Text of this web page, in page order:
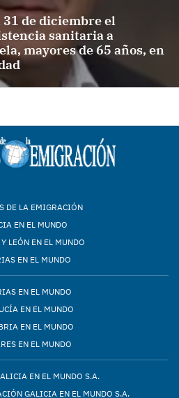
de diciembre el
sanitaria a
mayores de 65 años, en
DE LA EMIGRACIÓN
EN EL MUNDO
LEÓN EN EL MUNDO
EN EL MUNDO
EN EL MUNDO
EN EL MUNDO
EN EL MUNDO
EN EL MUNDO
EN EL MUNDO S.A.
GALICIA EN EL MUNDO S.A.